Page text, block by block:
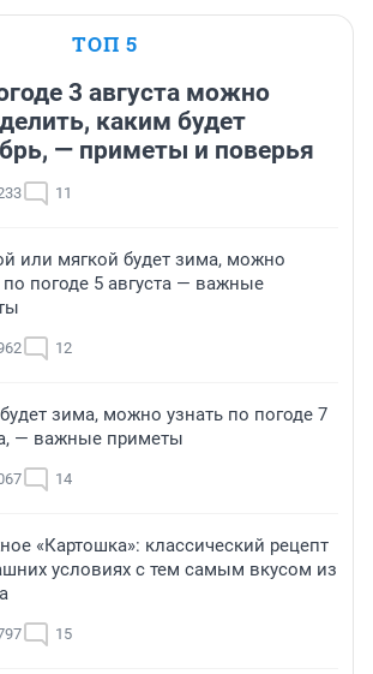
ТОП 5
3 августа можно
каким будет
— приметы и поверья
11
или мягкой будет зима, можно
по погоде 5 августа — важные
12
зима, можно узнать по погоде 7
— важные приметы
14
«Картошка»: классический рецепт
условиях с тем самым вкусом из
15